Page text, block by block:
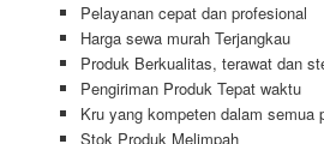
Pelayanan cepat dan profesional
Harga sewa murah Terjangkau
Produk Berkualitas, terawat dan
Pengiriman Produk Tepat waktu
Kru yang kompeten dalam semua
Stok Produk Melimpah